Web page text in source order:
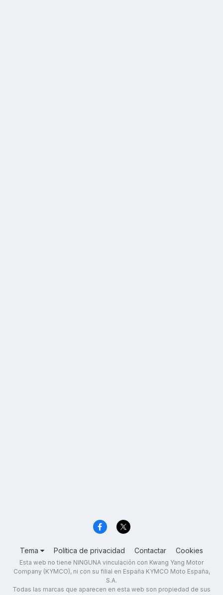
Tema Política de privacidad Contactar Cookies
Esta web no tiene NINGUNA vinculación con Kwang Yang Motor
Company (KYMCO), ni con su filial en España KYMCO Moto España,
S.A.
Todas las marcas que aparecen en esta web son propiedad de sus